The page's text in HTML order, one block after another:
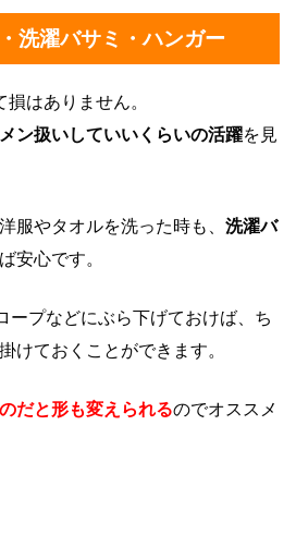
洗濯バサミ・ハンガー
はありません。
ン扱いしていいくらいの活躍を見
服やタオルを洗った時も、 洗濯バ
安心です。
ープなどにぶら下げておけば、ち
けておくことができます。
だと形も変えられるのでオススメ